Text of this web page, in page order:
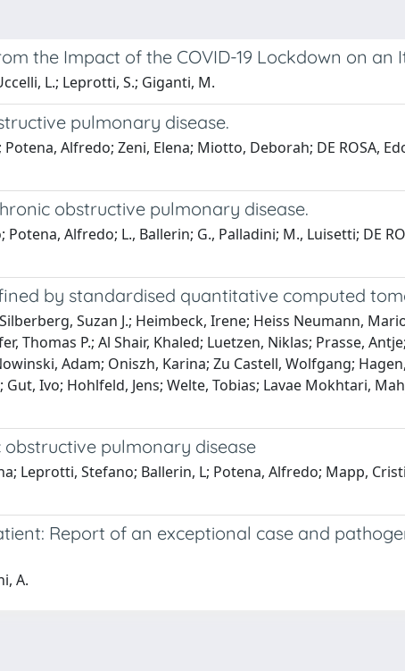
the Impact of the COVID-19 Lockdown on an
L.; Leprotti, S.; Giganti, M.
pulmonary disease.
Alfredo; Zeni, Elena; Miotto, Deborah; DE ROSA,
obstructive pulmonary disease.
Alfredo; L., Ballerin; G., Palladini; M., Luisetti; DE
by standardised quantitative computed
Suzan J.; Heimbeck, Irene; Heiss Neumann,
Thomas P.; Al Shair, Khaled; Luetzen, Niklas; Prasse,
Adam; Oniszh, Karina; Zu Castell, Wolfgang;
Ivo; Hohlfeld, Jens; Welte, Tobias; Lavae Mokhtari,
pulmonary disease
Leprotti, Stefano; Ballerin, L; Potena, Alfredo; Mapp,
Report of an exceptional case and
A.